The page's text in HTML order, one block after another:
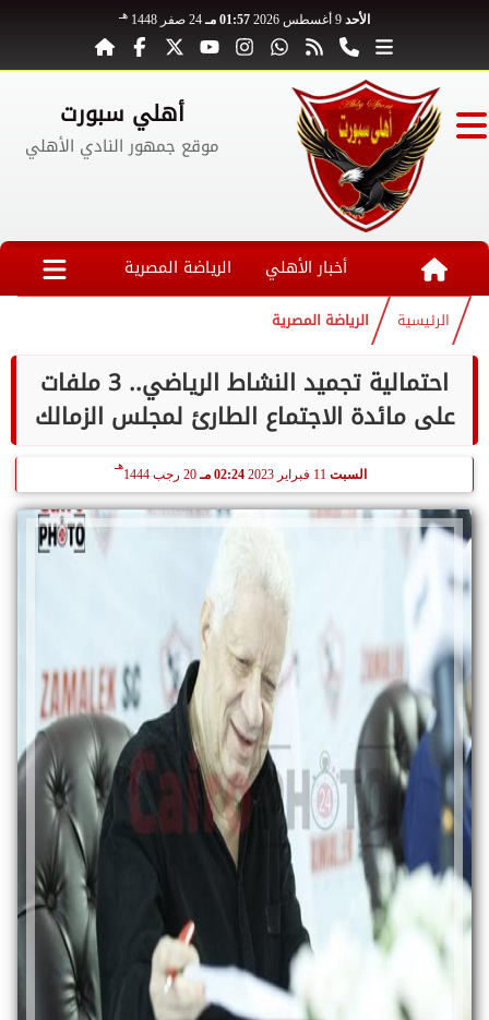
الأحد 01:57 مـ 24 صفر 1448 هـ
أهلي سبورت
موقع جمهور النادي الأهلي
أخبار الأهلي الرياضة المصرية
الرئيسية الرياضة المصرية
احتمالية تجميد النشاط الرياضي.. 3 ملفات
على مائدة الاجتماع الطارئ لمجلس الزمالك
السبت 02:24 مـ 20 رجب 1444
هـ